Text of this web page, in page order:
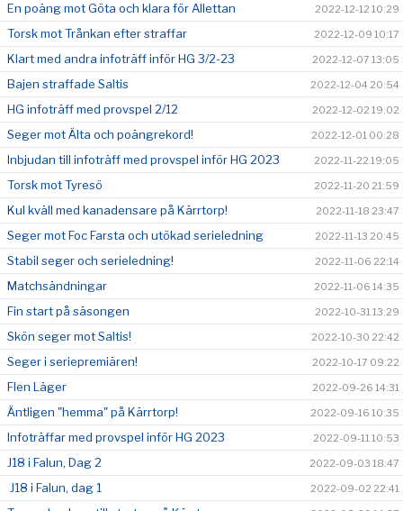
En poäng mot Göta och klara för Allettan 2022-12-12 10:29
Torsk mot Trånkan efter straffar 2022-12-09 10:17
Klart med andra infoträff inför HG 3/2-23 2022-12-07 13:05
Bajen straffade Saltis 2022-12-04 20:54
HG infoträff med provspel 2/12 2022-12-02 19:02
Seger mot Älta och poängrekord! 2022-12-01 00:28
Inbjudan till infoträff med provspel inför HG 2023 2022-11-22 19:05
Torsk mot Tyresö 2022-11-20 21:59
Kul kväll med kanadensare på Kärrtorp! 2022-11-18 23:47
Seger mot Foc Farsta och utökad serieledning 2022-11-13 20:45
Stabil seger och serieledning! 2022-11-06 22:14
Matchsändningar 2022-11-06 14:35
Fin start på säsongen 2022-10-31 13:29
Skön seger mot Saltis! 2022-10-30 22:42
Seger i seriepremiären! 2022-10-17 09:22
Flen Läger 2022-09-26 14:31
Äntligen "hemma" på Kärrtorp! 2022-09-16 10:35
Infoträffar med provspel inför HG 2023 2022-09-11 10:53
J18 i Falun, Dag 2 2022-09-03 18:47
J18 i Falun, dag 1 2022-09-02 22:41